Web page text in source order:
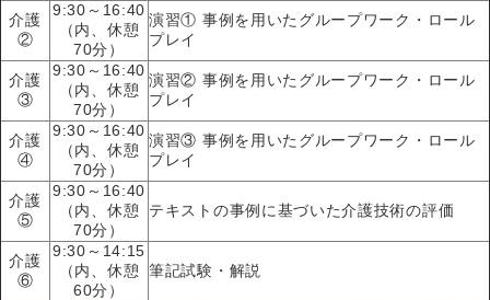
介護
②
9:30～16:40
（内、休憩
70分）
演習① 事例を用いたグループワーク・ロール
プレイ
介護
③
9:30～16:40
（内、休憩
70分）
演習② 事例を用いたグループワーク・ロール
プレイ
介護
④
9:30～16:40
（内、休憩
70分）
演習③ 事例を用いたグループワーク・ロール
プレイ
介護
⑤
9:30～16:40
（内、休憩
70分）
テキストの事例に基づいた介護技術の評価
介護
⑥
9:30～14:15
（内、休憩
60分）
筆記試験・解説